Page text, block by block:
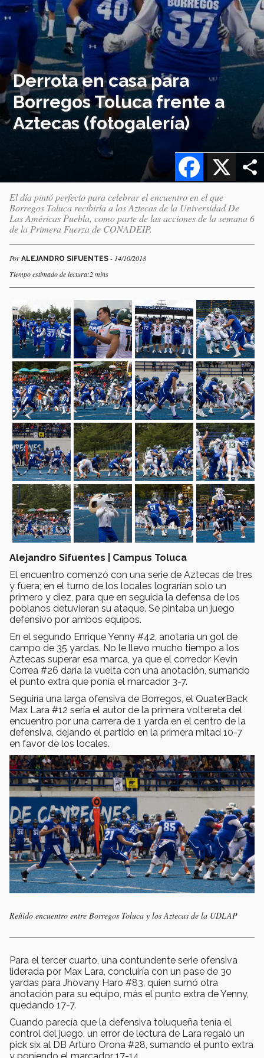
Derrota en casa para
Borregos Toluca frente a
Aztecas (fotogalería)
X
Facebook
El día pintó perfecto para celebrar el encuentro en el que
Borregos Toluca recibiría a los Aztecas de la Universidad De
Las Américas Puebla, como parte de las acciones de la semana 6
de la Primera Fuerza de CONADEIP.
Por ALEJANDRO SIFUENTES - 14/10/2018
Tiempo estimado de lectura:2 mins
Alejandro Sifuentes | Campus Toluca
El encuentro comenzó con una serie de Aztecas de tres
y fuera; en el turno de los locales lograrían solo un
primero y diez, para que en seguida la defensa de los
poblanos detuvieran su ataque. Se pintaba un juego
defensivo por ambos equipos.
En el segundo Enrique Yenny #42, anotaría un gol de
campo de 35 yardas. No le llevo mucho tiempo a los
Aztecas superar esa marca, ya que el corredor Kevin
Correa #26 daría la vuelta con una anotación, sumando
el punto extra que ponía el marcador 3-7.
Seguiría una larga ofensiva de Borregos, el QuaterBack
Max Lara #12 sería el autor de la primera voltereta del
encuentro por una carrera de 1 yarda en el centro de la
defensiva, dejando el partido en la primera mitad 10-7
en favor de los locales.
Reñido encuentro entre Borregos Toluca y los Aztecas de la UDLAP
Para el tercer cuarto, una contundente serie ofensiva
liderada por Max Lara, concluiría con un pase de 30
yardas para Jhovany Haro #83, quien sumó otra
anotación para su equipo, más el punto extra de Yenny,
quedando 17-7.
Cuando parecía que la defensiva toluqueña tenía el
control del juego, un error de lectura de Lara regaló un
pick six al DB Arturo Orona #28, sumando el punto extra